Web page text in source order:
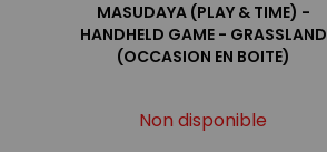
MASUDAYA (PLAY & TIME) -
HANDHELD GAME - GRASSLAND
(OCCASION EN BOITE)
Non disponible